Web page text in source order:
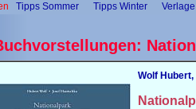
Tipps Sommer Tipps Winter Verlage
Wolf